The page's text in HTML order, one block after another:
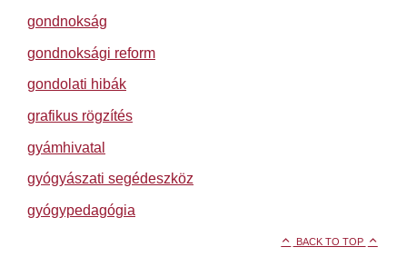
gondnokság
gondnoksági reform
gondolati hibák
grafikus rögzítés
gyámhivatal
gyógyászati segédeszköz
gyógypedagógia
BACK TO TOP